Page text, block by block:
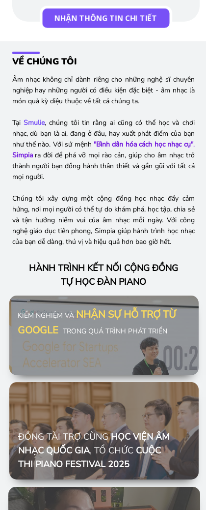
NHẬN THÔNG TIN CHI TIẾT
VỀ CHÚNG TÔI
Âm nhạc không chỉ dành riêng cho những nghệ sĩ chuyên
nghiệp hay những người có điều kiện đặc biệt - âm nhạc là
món quà kỳ diệu thuộc về tất cả chúng ta.
Tại Smulie, chúng tôi tin rằng ai cũng có thể học và chơi
nhạc, dù bạn là ai, đang ở đâu, hay xuất phát điểm của bạn
như thế nào. Với sứ mệnh "Bình dân hóa cách học nhạc cụ",
Simpiara đời để phá vỡ mọi rào cản, giúp cho âm nhạc trở
thành người bạn đồng hành thân thiết và gần gũi với tất cả
mọi người.
Chúng tôi xây dựng một cộng đồng học nhạc đầy cảm
hứng, nơi mọi người có thể tự do khám phá, học tập, chia sẻ
và tận hưởng niềm vui của âm nhạc mỗi ngày. Với công
nghệ giáo dục tiên phong, Simpia giúp hành trình học nhạc
của bạn dễ dàng, thú vị và hiệu quả hơn bao giờ hết.
HÀNH TRÌNH KẾT NỐI CỘNG ĐỒNG
TỰ HỌC ĐÀN PIANO
KIỂM NGHIỆM VÀNHẬN SỰ HỖ TRỢ TỪ
GOOGLE TRONG QUÁ TRÌNH PHÁT TRIỂN
ĐỒNG TÀI TRỢ CÙNGHỌC VIỆN ÂM
NHẠC QUỐC GIA, TỔ CHỨC CUỘC
THI PIANO FESTIVAL 2025